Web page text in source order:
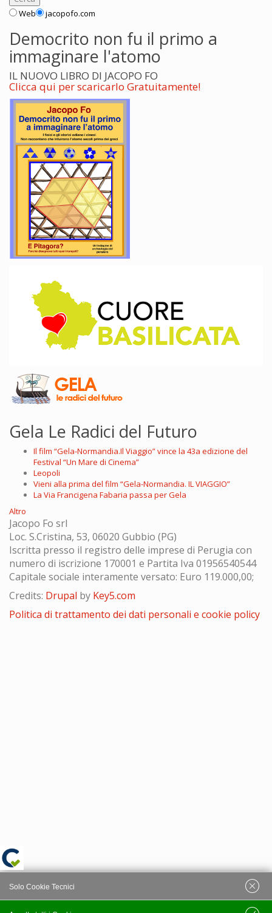
Web jacopofo.com
Democrito non fu il primo a
immaginare l'atomo
IL NUOVO LIBRO DI JACOPO FO
Clicca qui per scaricarlo Gratuitamente!
Gela Le Radici del Futuro
Il film “Gela-Normandia.Il Viaggio” vince la 43a edizione del
Festival “Un Mare di Cinema”
Leopoli
Vieni alla prima del film “Gela-Normandia. IL VIAGGIO”
La Via Francigena Fabaria passa per Gela
Altro
Jacopo Fo srl
Loc. S.Cristina, 53, 06020 Gubbio (PG)
Iscritta presso il registro delle imprese di Perugia con
numero di iscrizione 170001 e Partita Iva 01956540544
Capitale sociale interamente versato: Euro 119.000,00;
Credits: Drupal by Key5.com
Politica di trattamento dei dati personali e cookie policy
Solo Cookie Tecnici